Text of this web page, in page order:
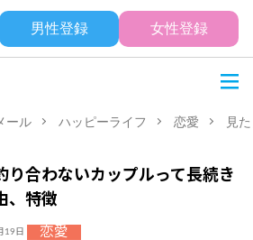
男性登録 女性登録
ール ハッピーライフ 恋愛 見
り合わないカップルって長続き
、特徴
19日 恋愛